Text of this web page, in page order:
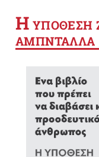
Η YΠΟΘΕΣΗ
ΑΜΠΝΤΑΛΛΑ